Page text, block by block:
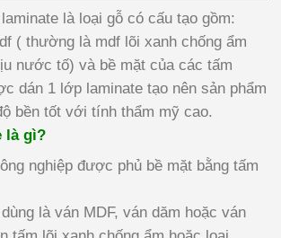
là loại gỗ có cấu tạo gồm:
( thường là mdf lõi xanh chống ẩm
nước tố) và bề mặt của các tấm
dán 1 lớp laminate tạo nên sản phẩm
bền tốt với tính thẩm mỹ cao.
là gì?
nghiệp được phủ bề mặt bằng tấm
là ván MDF, ván dăm hoặc ván